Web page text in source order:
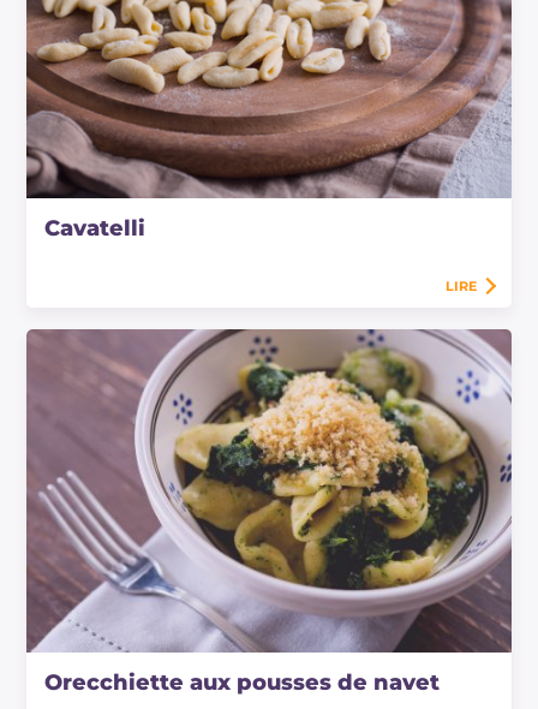
Cavatelli
LIRE
Orecchiette aux pousses de navet